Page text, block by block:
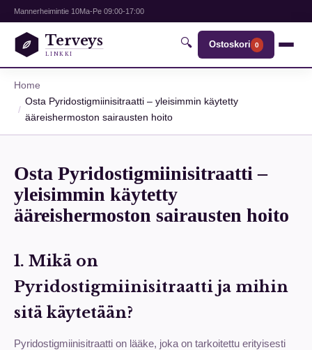
Mannerheimintie 10Ma-Pe 09:00-17:00
Terveys
LINKKI
🔍 Ostoskori 0
Home
Osta Pyridostigmiinisitraatti – yleisimmin käytetty
ääreishermoston sairausten hoito
Osta Pyridostigmiinisitraatti –
yleisimmin käytetty
ääreishermoston sairausten hoito
1. Mikä on
Pyridostigmiinisitraatti ja mihin
sitä käytetään?
Pyridostigmiinisitraatti on lääke, joka on tarkoitettu erityisesti